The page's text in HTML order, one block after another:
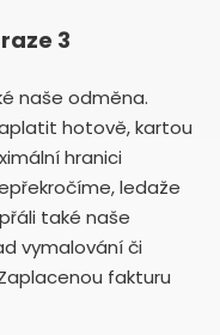
3
naše odměna.
hotově, kartou
hranici
ledaže
také naše
vymalování či
fakturu